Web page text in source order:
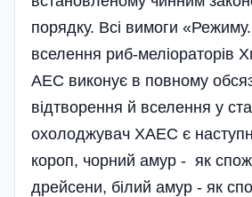
порядку. Всі вимоги
вселення риб-меліораторів
АЕС виконує в повному
відтворення й вселення у
охолоджувач ХАЕС є
короп, чорний амур - як
дрейсени, білий амур - як